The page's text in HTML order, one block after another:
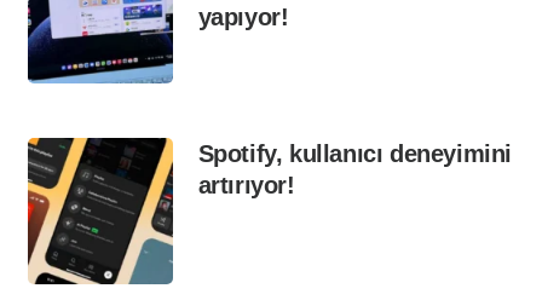
yapıyor!
Spotify, kullanıcı deneyimini
artırıyor!